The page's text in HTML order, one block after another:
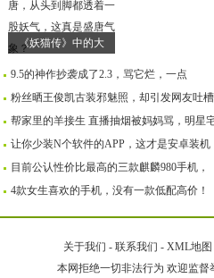
《妖猫传》中的大
9.5的神作抄袭成了2.3，骂它烂，一点
粉丝晒王俊凯古装邪魅照，却引发网友吐槽
帮家里的羊接生 直播抽烟被妈妈骂，明星
让你少装N个软件的APP，这才是安卓装机
目前公认性价比最高的三款麒麟980手机，
4款女生喜欢的手机，没有一款低配高价！
关于我们 - 联系我们 - XML地图
本网拒绝一切非法行为 欢迎监督